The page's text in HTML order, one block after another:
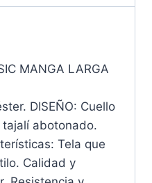
MANGA LARGA
DISEÑO: Cuello
abotonado.
Tela que
Calidad y